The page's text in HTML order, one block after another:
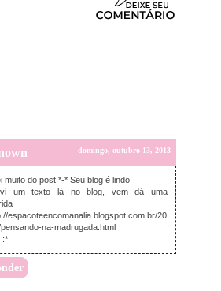
domingo, outubro 13, 2013
muito do post *-* Seu blog é lindo!
um texto lá no blog, vem dá uma
espacoteencomanalia.blogspot.com.br/20
na-madrugada.html
:*